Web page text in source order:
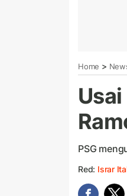
Home >
PSG
Red: Israr